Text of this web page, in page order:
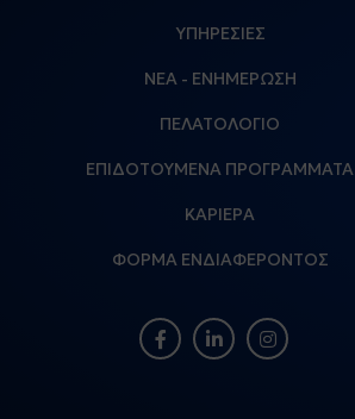
ΥΠΗΡΕΣΙΕΣ
ΝΕΑ - ΕΝΗΜΕΡΩΣΗ
ΠΕΛΑΤΟΛΟΓΙΟ
ΕΠΙΔΟΤΟΥΜΕΝΑ ΠΡΟΓΡΑΜΜΑΤΑ
ΚΑΡΙΕΡΑ
ΦΟΡΜΑ ΕΝΔΙΑΦΕΡΟΝΤΟΣ